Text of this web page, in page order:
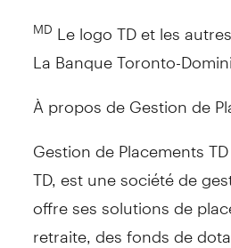
MD Le logo TD et les
La Banque Toronto-
À propos de Gestion de
Gestion de Placements
TD, est une société de
offre ses solutions de
retraite, des fonds de